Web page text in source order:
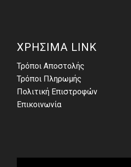
ΧΡΗΣΙΜΑ LINK
Τρόποι Αποστολής
Τρόποι Πληρωμής
Πολιτική Επιστροφών
Επικοινωνία